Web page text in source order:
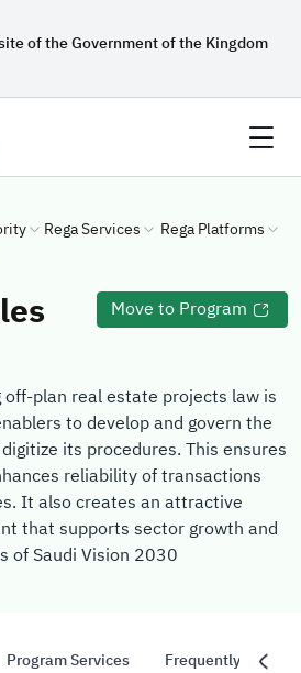
of the Government of the Kingdom
Rega Services
Rega Platforms
Move to Program
off-plan real estate projects law is
to develop and govern the
its procedures. This ensures
reliability of transactions
It also creates an attractive
that supports sector growth and
of Saudi Vision 2030
Program Services Frequently Asked